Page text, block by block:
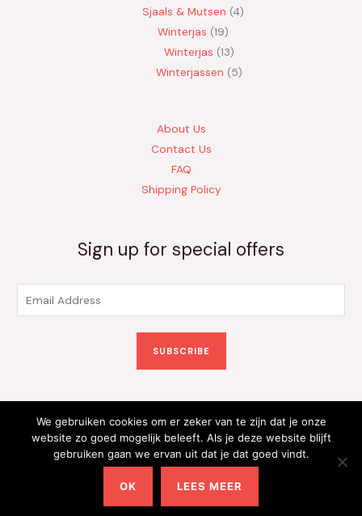
Sjaals & Mutsen 4
Winterjas 19
Winterjas 13
Winterjassen
5
About Us
Contact Us
FAQ
Shipping Policy
Sign up for special offers
m
SUBSCRIBE
Copyright © 2026 Kinderkleding Onlineshop | Powered by
Kinderkleding Onlineshop
We gebruiken cookies om er zeker van te zijn dat je onze
website zo goed mogelijk beleeft. Als je deze website blijft
gebruiken gaan we ervan uit dat je dat goed vindt.
OK LEES MEER